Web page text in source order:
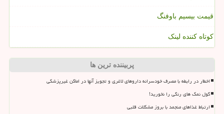
قیمت بیسیم باوفنگ
کوتاه کننده لینک
پربیننده ترین ها
اخطار در رابطه با مصرف خودسرانه داروهای لاغری و تجویز آنها در اماکن غیرپزشکی
گول نمک های رنگی را نخورید!
ارتباط غذاهای منجمد با بروز مشکلات قلبی